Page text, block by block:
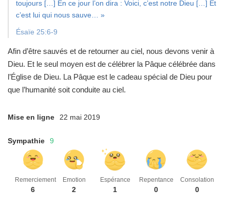
toujours […] En ce jour l’on dira : Voici, c’est notre Dieu […] Et
c’est lui qui nous sauve… »
Ésaïe 25:6-9
Afin d’être sauvés et de retourner au ciel, nous devons venir à
Dieu. Et le seul moyen est de célébrer la Pâque célébrée dans
l’Église de Dieu. La Pâque est le cadeau spécial de Dieu pour
que l’humanité soit conduite au ciel.
Mise en ligne 22 mai 2019
Sympathie 9
Remerciement
6
Emotion
2
Espérance
1
Repentance
0
Consolation
0